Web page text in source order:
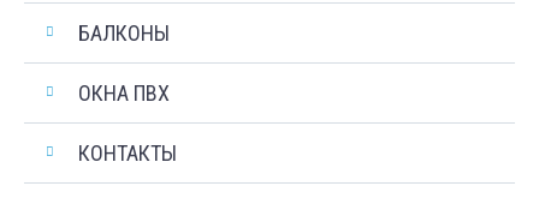
БАЛКОНЫ
ОКНА ПВХ
КОНТАКТЫ